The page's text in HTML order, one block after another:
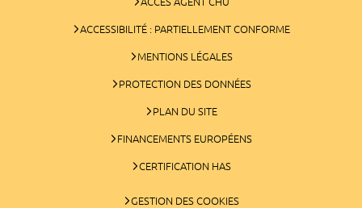
ACCESSIBILITÉ : PARTIELLEMENT CONFORME
MENTIONS LÉGALES
PROTECTION DES DONNÉES
PLAN DU SITE
FINANCEMENTS EUROPÉENS
CERTIFICATION HAS
GESTION DES COOKIES